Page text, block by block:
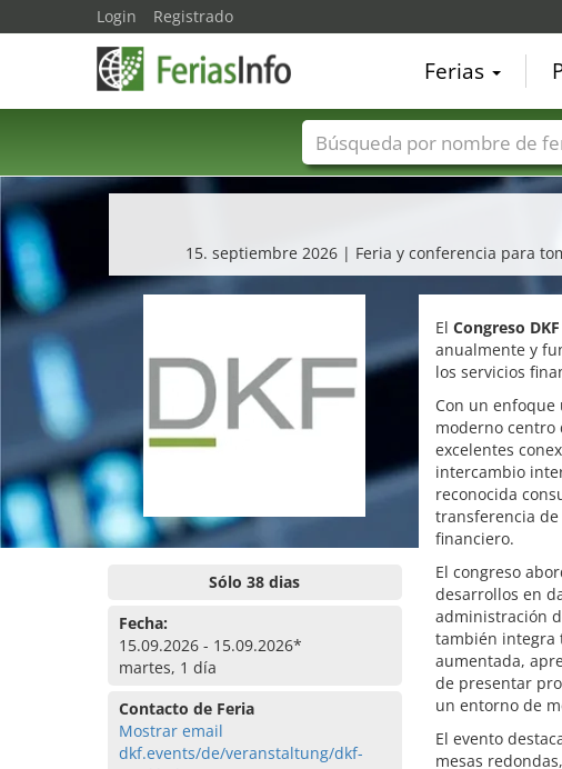
15. septiembre 2026 | Feria y conferencia para
Sólo 38 dias
Fecha:
15.09.2026 - 15.09.2026*
martes, 1 día
Contacto de Feria
Mostrar email
dkf.events/de/veranstaltung/dkf-
El Congreso DKF
anualmente y
los servicios
Con un enfoque
moderno centro
excelentes
intercambio
reconocida
transferencia
financiero.
El congreso
desarrollos en
administración
también integra
aumentada,
de presentar
un entorno de
El evento
mesas
Login Registrado
Ferias
Nombres de ferias Países